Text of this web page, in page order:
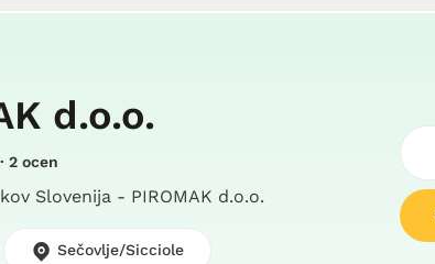
d.o.o.
· 2 ocen
Slovenija - PIROMAK d.o.o.
Sečovlje/Sicciole